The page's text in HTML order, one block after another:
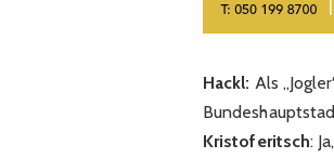
Hackl: Als
Kristoferitsch: